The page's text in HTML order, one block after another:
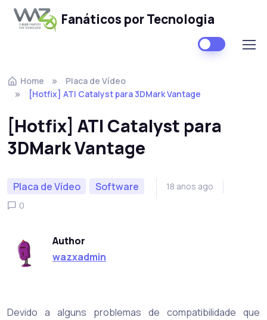
Fanáticos por Tecnologia
Home
Placa de Vídeo
[Hotfix] ATI Catalyst para 3DMark Vantage
[Hotfix] ATI Catalyst para
3DMark Vantage
Placa de Vídeo Software
18 anos ago
0
Author
wazxadmin
Devido a alguns problemas de compatibilidade que